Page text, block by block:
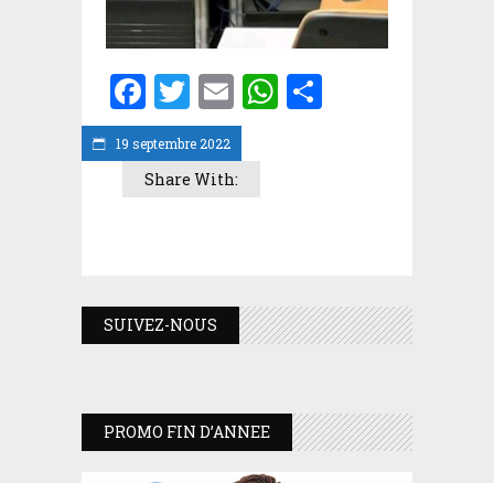
19 septembre 2022
Facebook
Twitter
EmailWhatsApp
Share With:
SUIVEZ-NOUS
PROMO FIN D’ANNEE